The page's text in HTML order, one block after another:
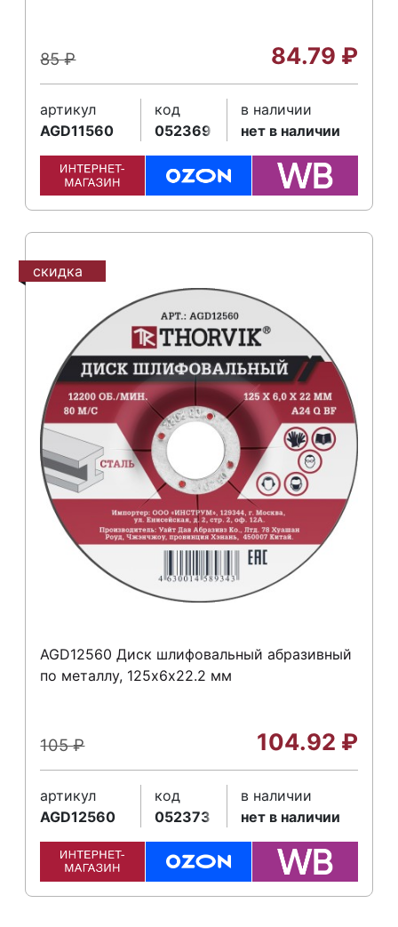
85₽ 84.79 ₽
артикул
AGD11560
код
052369
в наличии
нет в наличии
скидка
AGD12560 Диск шлифовальный абразивный
по металлу, 125х6х22.2 мм
105₽ 104.92 ₽
артикул
AGD12560
код
052373
в наличии
нет в наличии